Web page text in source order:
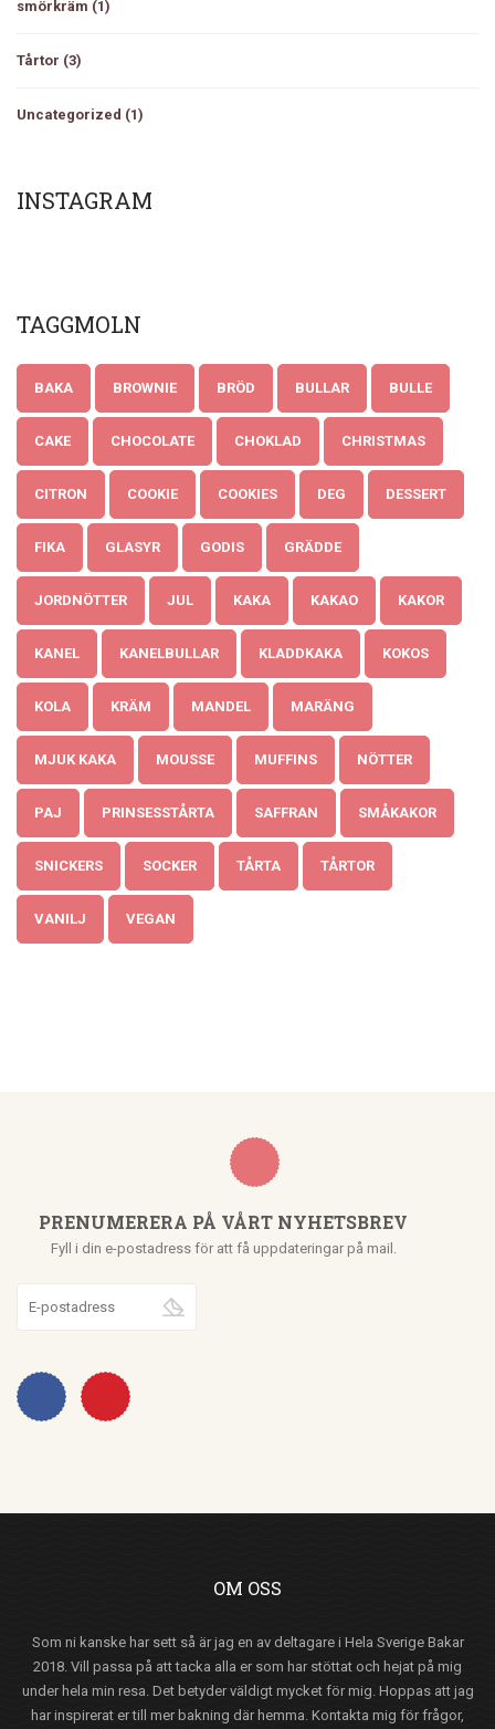
smörkräm (1)
Tårtor (3)
Uncategorized (1)
INSTAGRAM
TAGGMOLN
BAKA BROWNIE BRÖD BULLAR BULLE
CAKE CHOCOLATE CHOKLAD CHRISTMAS
CITRON COOKIE COOKIES DEG DESSERT
FIKA GLASYR GODIS GRÄDDE
JORDNÖTTER JUL KAKA KAKAO KAKOR
KANEL KANELBULLAR KLADDKAKA KOKOS
KOLA KRÄM MANDEL MARÄNG
MJUK KAKA MOUSSE MUFFINS NÖTTER
PAJ PRINSESSTÅRTA SAFFRAN SMÅKAKOR
SNICKERS SOCKER TÅRTA TÅRTOR
VANILJ VEGAN
PRENUMERERA PÅ VÅRT NYHETSBREV
Fyll i din e-postadress för att få uppdateringar på mail.
OM OSS
Som ni kanske har sett så är jag en av deltagare i Hela Sverige Bakar
2018. Vill passa på att tacka alla er som har stöttat och hejat på mig
under hela min resa. Det betyder väldigt mycket för mig. Hoppas att jag
har inspirerat er till mer bakning där hemma. Kontakta mig för frågor,